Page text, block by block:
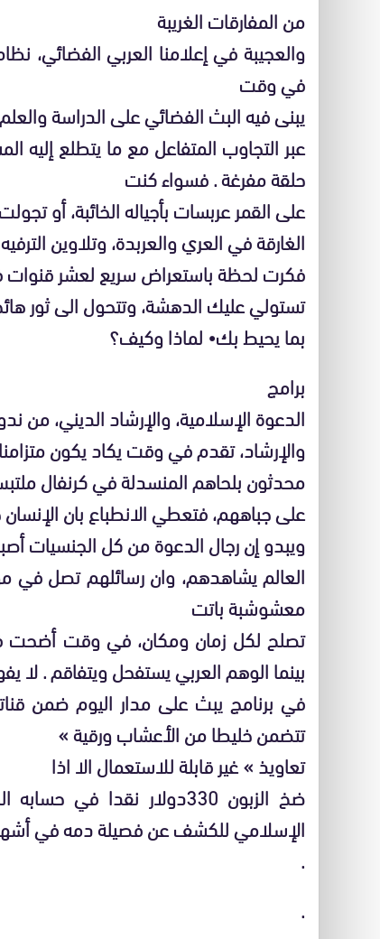
من المفارقات الغريبة
والعجيبة في إعلامنا العربي الفضائي،
في وقت
يبنى فيه البث الفضائي على الدراسة
عبر التجاوب المتفاعل مع ما يتطلع إليه
حلقة مفرغة . فسواء كنت
على القمر عربسات بأجياله الخائبة، أو
الغارقة في العري والعربدة، وتلاوين
فكرت لحظة باستعراض سريع لعشر قنوات
تستولي عليك الدهشة، وتتحول الى ثور
بما يحيط بك• لماذا وكيف؟
برامج
الدعوة الإسلامية، والإرشاد الديني،
والإرشاد، تقدم في وقت يكاد يكون
محدثون بلحاهم المنسدلة في كرنفال
على جباههم، فتعطي الانطباع بان
ويبدو إن رجال الدعوة من كل الجنسيات
العالم يشاهدهم، وان رسائلهم تصل في
معشوشبة باتت
تصلح لكل زمان ومكان، في وقت أضحت
بينما الوهم العربي يستفحل ويتفاقم .
في برنامج يبث على مدار اليوم ضمن
تتضمن خليطا من الأعشاب ورقية »
تعاويذ » غير قابلة للاستعمال الا اذا
ضخ الزبون 330دولار نقدا
الإسلامي للكشف عن فصيلة دمه في أشهر
.
.